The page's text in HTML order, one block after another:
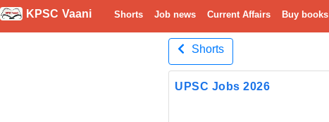
KPSC Vaani Shorts Job news Current Affairs Buy books
Shorts
UPSC Jobs 2026